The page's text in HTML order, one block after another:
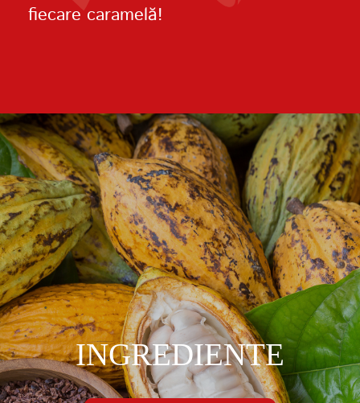
fiecare caramelă!
INGREDIENTE